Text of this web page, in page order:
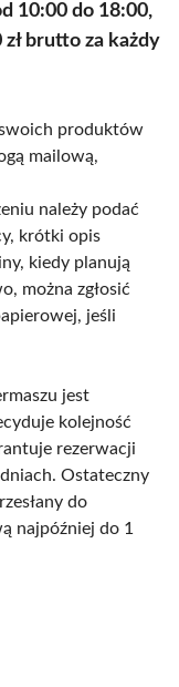
10:00 do 18:00,
brutto za każdy
produktów
mailową,
należy podać
krótki opis
kiedy planują
można zgłosić
jeśli
jest
kolejność
rezerwacji
Ostateczny
do
najpóźniej do 1